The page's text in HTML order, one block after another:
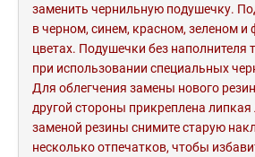
заменить чернильную подушечку.
в черном, синем, красном, зеленом и
цветах. Подушечки без наполнителя
при использовании специальных
Для облегчения замены нового
другой стороны прикреплена липкая
заменой резины снимите старую
несколько отпечатков, чтобы